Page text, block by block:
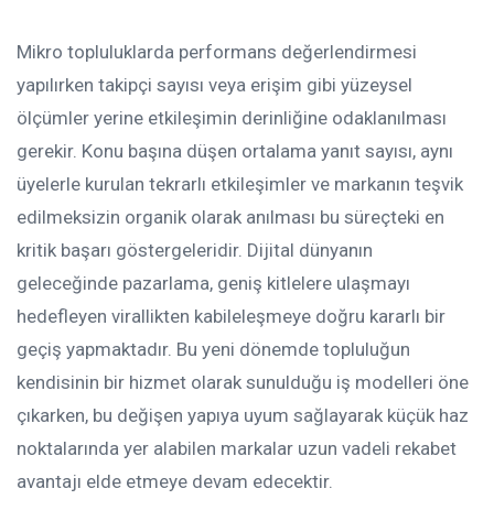
Mikro topluluklarda performans değerlendirmesi
yapılırken takipçi sayısı veya erişim gibi yüzeysel
ölçümler yerine etkileşimin derinliğine odaklanılması
gerekir. Konu başına düşen ortalama yanıt sayısı, aynı
üyelerle kurulan tekrarlı etkileşimler ve markanın teşvik
edilmeksizin organik olarak anılması bu süreçteki en
kritik başarı göstergeleridir. Dijital dünyanın
geleceğinde pazarlama, geniş kitlelere ulaşmayı
hedefleyen virallikten kabileleşmeye doğru kararlı bir
geçiş yapmaktadır. Bu yeni dönemde topluluğun
kendisinin bir hizmet olarak sunulduğu iş modelleri öne
çıkarken, bu değişen yapıya uyum sağlayarak küçük haz
noktalarında yer alabilen markalar uzun vadeli rekabet
avantajı elde etmeye devam edecektir.